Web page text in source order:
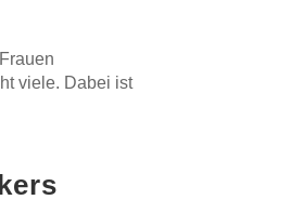
viele. Dabei ist